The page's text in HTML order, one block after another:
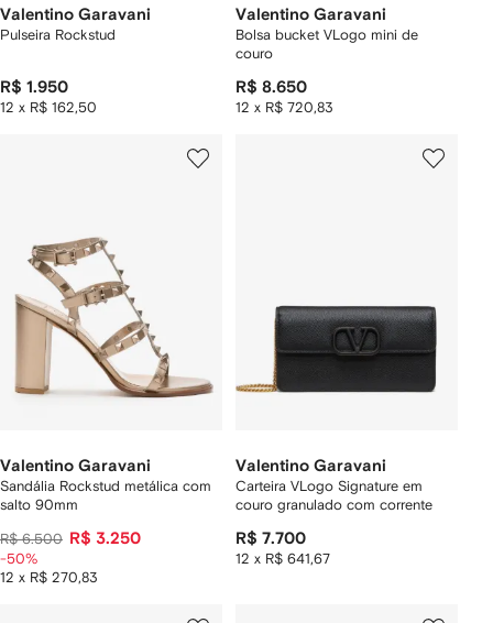
Valentino Garavani
Pulseira Rockstud
R$ 1.950
12 x R$ 162,50
Valentino Garavani
Bolsa bucket VLogo mini de
couro
R$ 8.650
12 x R$ 720,83
Valentino Garavani
Sandália Rockstud metálica com
salto 90mm
R$ 6.500 R$ 3.250
12 x R$ 270,83
-50%
Valentino Garavani
Carteira VLogo Signature em
couro granulado com corrente
R$ 7.700
12 x R$ 641,67